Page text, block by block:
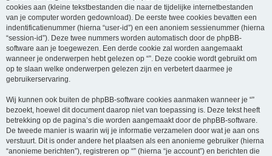
cookies aan (kleine tekstbestanden die naar de tijdelijke internetbestanden
van je computer worden gedownload). De eerste twee cookies bevatten een
indentificatienummer (hierna “user-id”) en een anoniem sessienummer (hierna
“session-id”). Deze twee nummers worden automatisch door de phpBB-
software aan je toegewezen. Een derde cookie zal worden aangemaakt
wanneer je onderwerpen hebt gelezen op “”. Deze cookie wordt gebruikt om
op te slaan welke onderwerpen gelezen zijn en verbetert daarmee je
gebruikerservaring.
Wij kunnen ook buiten de phpBB-software cookies aanmaken wanneer je “”
bezoekt, hoewel dit document daarop niet van toepassing is. Deze tekst heeft
betrekking op de pagina’s die worden aangemaakt door de phpBB-software.
De tweede manier is waarin wij je informatie verzamelen door wat je aan ons
verstuurt. Dit is onder andere het plaatsen als een anonieme gebruiker (hierna
“anonieme berichten”), registreren op “” (hierna “je account”) en berichten die